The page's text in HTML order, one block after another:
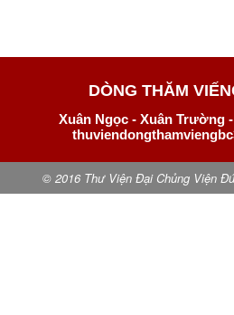
DÒNG THĂM
Xuân Ngọc - Xuân Trường
© 2016 Thư Viện Đại Chủng Viện